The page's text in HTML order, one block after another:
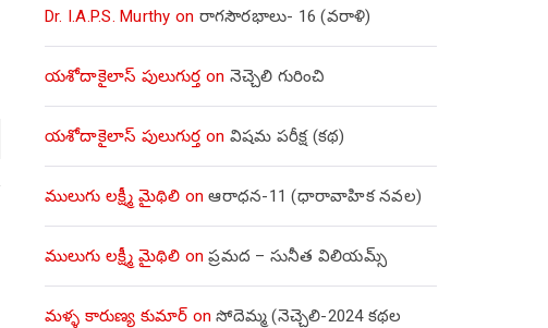
Dr. I.A.P.S. Murthy on రాగసౌరభాలు- 16 (వరాళి)
యశోదాకైలాస్ పులుగుర్త on నెచ్చెలి గురించి
యశోదాకైలాస్ పులుగుర్త on విషమ పరీక్ష (క‌థ‌)
ములుగు లక్ష్మీ మైథిలి onఆరాధన-11 (ధారావాహిక నవల)
ములుగు లక్ష్మీ మైథిలి onప్రమద – సునీత విలియమ్స్
మళ్ళ కారుణ్య కుమార్ onసోదెమ్మ (నెచ్చెలి-2024 కథల